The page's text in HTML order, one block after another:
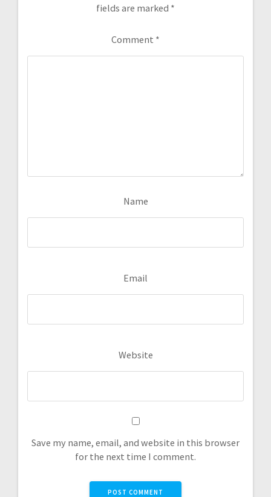
fields are marked *
Comment *
Name
Email
Website
Save my name, email, and website in this browser
for the next time I comment.